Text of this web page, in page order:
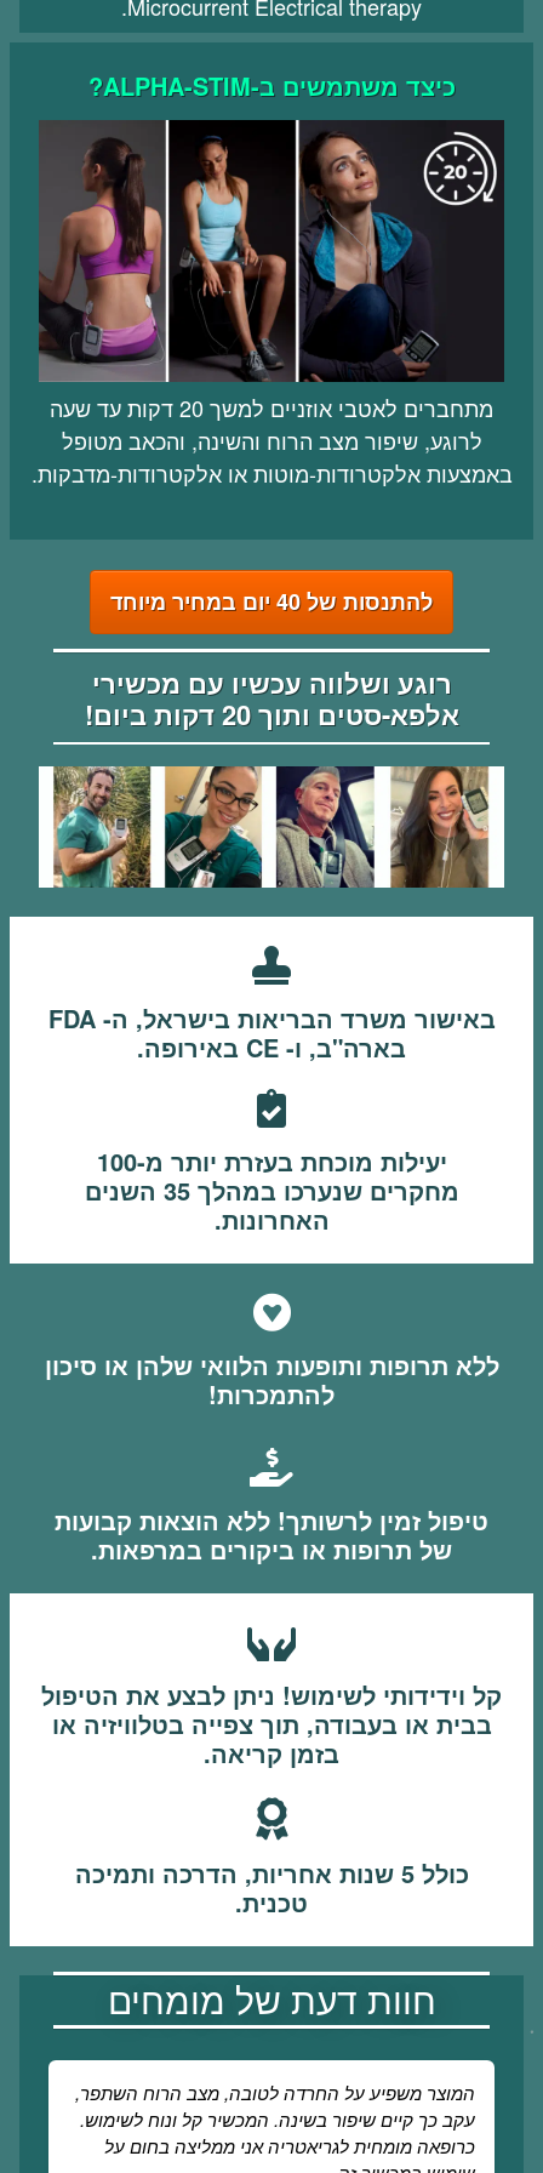
כיצד משתמשים ב-ALPHA-STIM?
מתחברים לאטבי אוזניים למשך 20 דקות עד שעה
לרוגע, שיפור מצב הרוח והשינה, והכאב מטופל
באמצעות אלקטרודות-מוטות או אלקטרודות-מדבקות.
להתנסות של 40 יום במחיר מיוחד
רוגע ושלווה עכשיו עם מכשירי
אלפא-סטים ותוך 20 דקות ביום!
באישור משרד הבריאות בישראל, ה- FDA
בארה"ב, ו- CE באירופה.
יעילות מוכחת בעזרת יותר מ-100
מחקרים שנערכו במהלך 35 השנים
האחרונות.
ללא תרופות ותופעות הלוואי שלהן או סיכון
להתמכרות!
טיפול זמין לרשותך! ללא הוצאות קבועות
של תרופות או ביקורים במרפאות.
קל וידידותי לשימוש! ניתן לבצע את הטיפול
בבית או בעבודה, תוך צפייה בטלוויזיה או
בזמן קריאה.
כולל 5 שנות אחריות, הדרכה ותמיכה
טכנית.
חוות דעת של מומחים
הכרתי את מכשירי אלפא-סטים בנוגע להקלת
סימפטומים של חרדה, מתח ולחץ פנימי.
בדרך כלל, הקלה זו נבעה משימוש חוזר, וחשוב מאוד